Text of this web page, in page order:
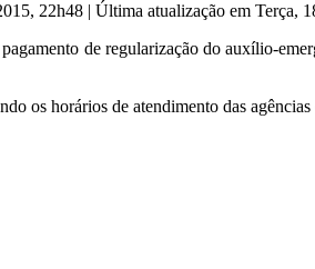
22h48 | Última atualização em Terça,
de regularização do auxílio-
os horários de atendimento das